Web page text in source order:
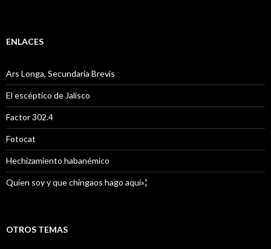
ENLACES
Ars Longa, Secundaria Brevis
El escéptico de Jalisco
Factor 302.4
Fotocat
Hechizamiento habanémico
Quien soy y que chingaos hago aquí»¦
OTROS TEMAS